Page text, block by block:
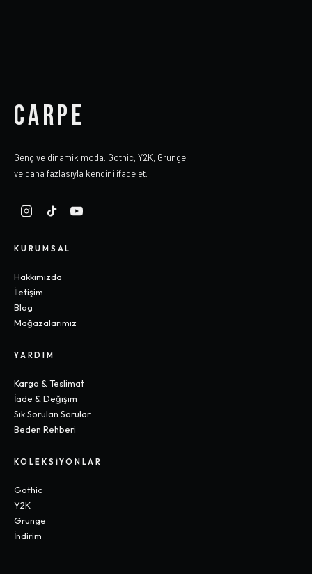
CARPE
Genç ve dinamik moda. Gothic, Y2K, Grunge
ve daha fazlasıyla kendini ifade et.
KURUMSAL
Hakkımızda
İletişim
Blog
Mağazalarımız
YARDIM
Kargo & Teslimat
İade & Değişim
Sık Sorulan Sorular
Beden Rehberi
KOLEKSIYONLAR
Gothic
Y2K
Grunge
İndirim